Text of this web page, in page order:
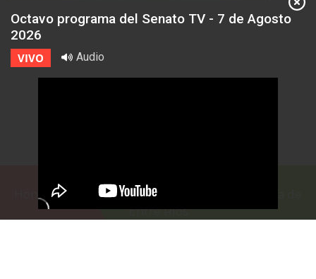
Honorable Cámara de Senadores de la Provincia de
Entre Ríos
Octavo programa del Senato TV - 7 de Agosto
2026
VIVO Audio